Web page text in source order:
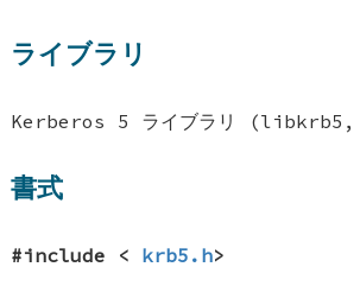
ライブラリ
Kerberos 5 ライブラリ
書式
#include < krb5.h>